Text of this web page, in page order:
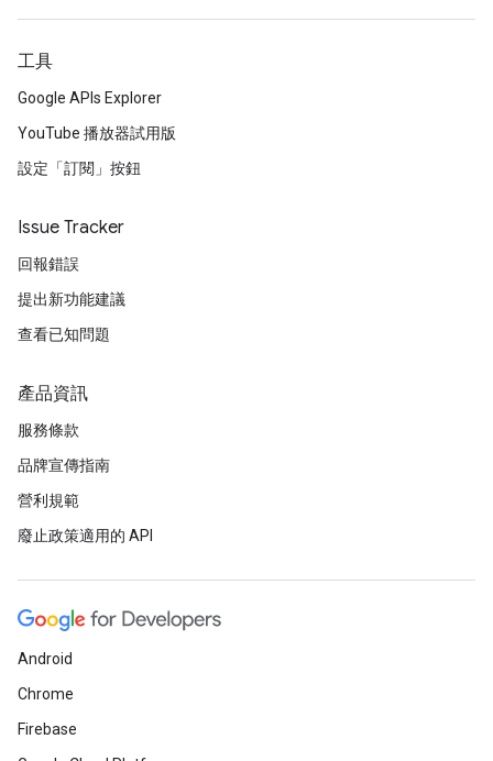
工具
Google APIs Explorer
YouTube 播放器試用版
設定「訂閱」按鈕
Issue Tracker
回報錯誤
提出新功能建議
查看已知問題
產品資訊
服務條款
品牌宣傳指南
營利規範
廢止政策適用的 API
Android
Chrome
Firebase